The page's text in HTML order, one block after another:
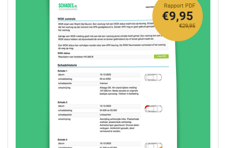
Rapport PDF
€29,95
€9,95